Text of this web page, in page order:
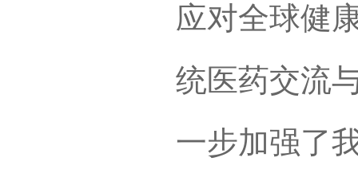
应对全球健
统医药交流
一步加强了